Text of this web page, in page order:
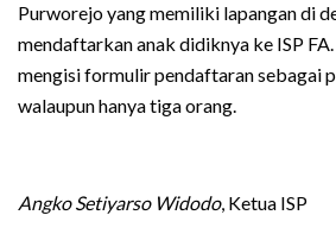
Purworejo yang memiliki lapangan di
mendaftarkan anak didiknya ke ISP
mengisi formulir pendaftaran sebagai
walaupun hanya tiga orang.
Angko Setiyarso Widodo, Ketua ISP